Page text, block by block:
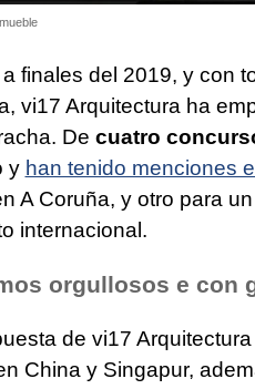
finales del 2019, y con
vi17 Arquitectura ha
De cuatro
y han tenido menciones
A Coruña, y otro para
internacional.
orgullosos e con
de vi17
China y Singapur,